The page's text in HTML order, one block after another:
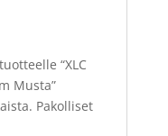
“XLC
Musta”
Pakolliset